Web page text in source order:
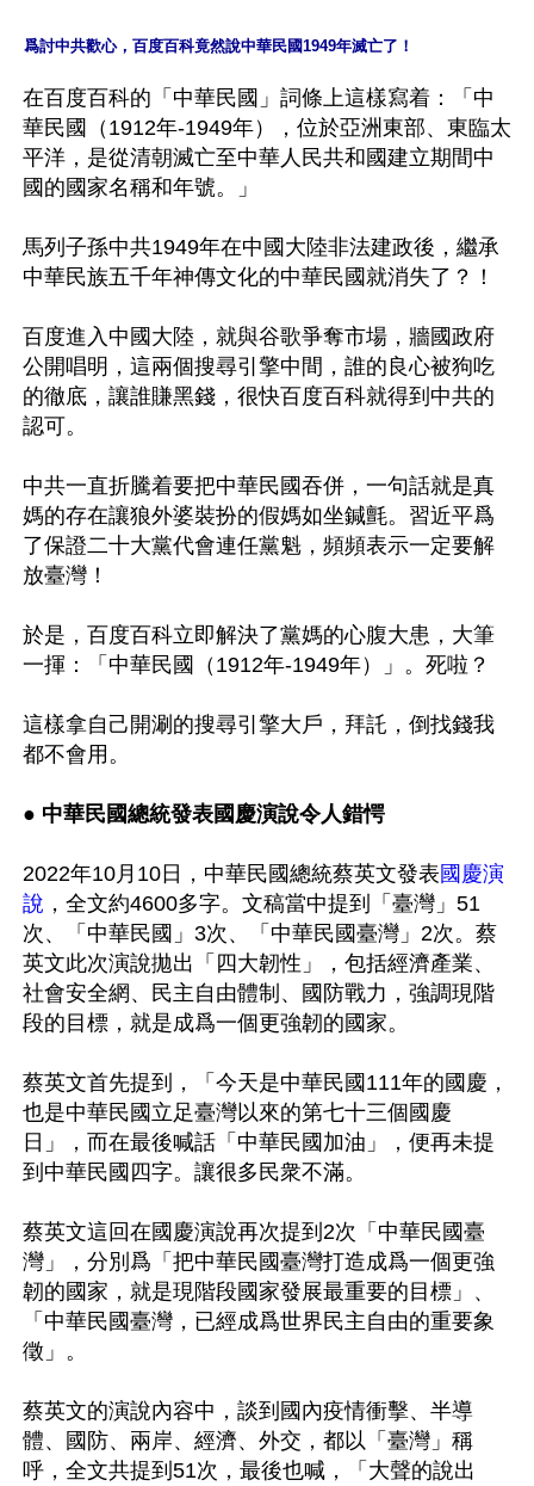
爲討中共歡心，百度百科竟然說中華民國1949年滅亡了！
在百度百科的「中華民國」詞條上這樣寫着：「中
華民國（1912年-1949年），位於亞洲東部、東臨太
平洋，是從清朝滅亡至中華人民共和國建立期間中
國的國家名稱和年號。」
馬列子孫中共1949年在中國大陸非法建政後，繼承
中華民族五千年神傳文化的中華民國就消失了？！
百度進入中國大陸，就與谷歌爭奪市場，牆國政府
公開唱明，這兩個搜尋引擎中間，誰的良心被狗吃
的徹底，讓誰賺黑錢，很快百度百科就得到中共的
認可。
中共一直折騰着要把中華民國吞併，一句話就是真
媽的存在讓狼外婆裝扮的假媽如坐鍼氈。習近平爲
了保證二十大黨代會連任黨魁，頻頻表示一定要解
放臺灣！
於是，百度百科立即解決了黨媽的心腹大患，大筆
一揮：「中華民國（1912年-1949年）」。死啦？
這樣拿自己開涮的搜尋引擎大戶，拜託，倒找錢我
都不會用。
● 中華民國總統發表國慶演說令人錯愕
2022年10月10日，中華民國總統蔡英文發表國慶演
說 ，全文約4600多字。文稿當中提到「臺灣」51
次、「中華民國」3次、「中華民國臺灣」2次。蔡
英文此次演說拋出「四大韌性」，包括經濟產業、
社會安全網、民主自由體制、國防戰力，強調現階
段的目標，就是成爲一個更強韌的國家。
蔡英文首先提到，「今天是中華民國111年的國慶，
也是中華民國立足臺灣以來的第七十三個國慶
日」，而在最後喊話「中華民國加油」，便再未提
到中華民國四字。讓很多民衆不滿。
蔡英文這回在國慶演說再次提到2次「中華民國臺
灣」，分別爲「把中華民國臺灣打造成爲一個更強
韌的國家，就是現階段國家發展最重要的目標」、
「中華民國臺灣，已經成爲世界民主自由的重要象
徵」。
蔡英文的演說內容中，談到國內疫情衝擊、半導
體、國防、兩岸、經濟、外交，都以「臺灣」稱
呼，全文共提到51次，最後也喊，「大聲的說出